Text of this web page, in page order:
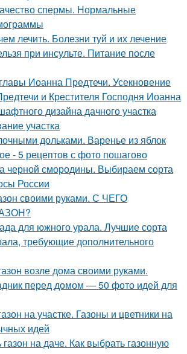
спермы. Нормальные
лечить. Болезни туй и их лечение
при инсульте. Питание после
Иоанна Предтечи. Усекновение
и Крестителя Господня Иоанна
дизайна дачного участка
участка
дольками. Варенье из яблок
- 5 рецептов с фото пошагово
черной смородины. Выбираем сорта
России
своими руками. С ЧЕГО
для южного урала. Лучшие сорта
требующие дополнительного
возле дома своими руками.
перед домом — 50 фото идей для
на участке. Газоны и цветники на
идей
на даче. Как выбрать газонную